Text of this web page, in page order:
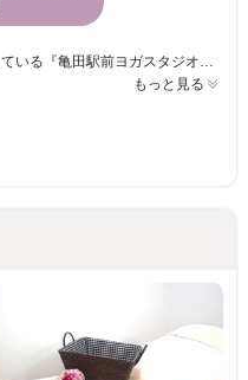
【亀田駅から徒歩1分】21時まで営業している『亀田駅前ヨガスタジオ』★ お仕事帰りなどにも通える好立地のサロンです☆店内は大きな窓から、広い空や遠くの街並み風景を眺めたりできる、開放感のある空間となっています！ 当店は、働く女性や育児中の女性にリラックスしてほしいと思い、夜8時のクラスや子連れクラスを開催しています。また年代性別問わず、すべての方の身体の悩みや不調の緩和を目指し、健康な体で幸せになって欲しいと思い、様々なバリエーションのクラスを用意しています。体についてやヨガについて専門性の高いスタッフが在籍していますので、なんでもご相談下さい♪店内ではアロマを炊いたり、ハーブティーをサービスしています。 毎月オリジナルイベントもやっています！！どのメニューも低価格でご提供していますので、気軽にお越しください☆
もっと見る